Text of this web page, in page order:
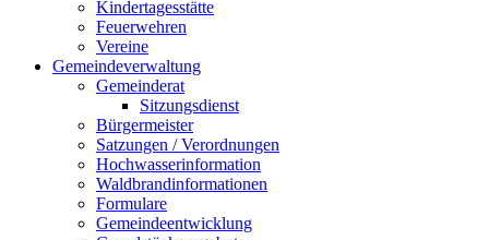
Kindertagesstätte
Feuerwehren
Vereine
Gemeindeverwaltung
Gemeinderat
Sitzungsdienst
Bürgermeister
Satzungen / Verordnungen
Hochwasserinformation
Waldbrandinformationen
Formulare
Gemeindeentwicklung